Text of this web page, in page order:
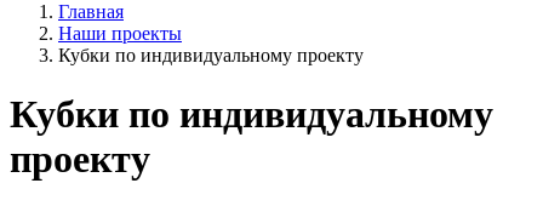
Главная
Наши проекты
Кубки по индивидуальному проекту
Кубки по индивидуальному
проекту